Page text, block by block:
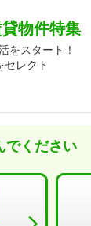
物件特集
をスタート！
セレクト
でください